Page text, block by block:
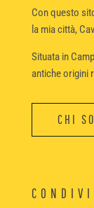
Con questo
la mia città,
Situata in
antiche origini
CHI